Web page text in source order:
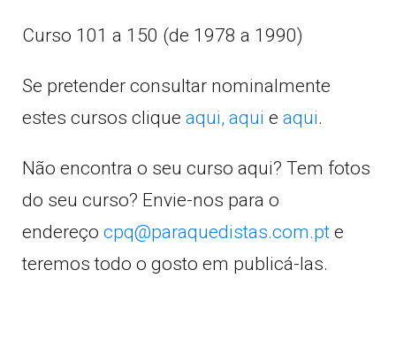
Curso 101 a 150 (de 1978 a 1990)
Se pretender consultar nominalmente
estes cursos clique aqui, aqui e aqui.
Não encontra o seu curso aqui? Tem fotos
do seu curso? Envie-nos para o
endereço cpq@paraquedistas.com.pt e
teremos todo o gosto em publicá-las.